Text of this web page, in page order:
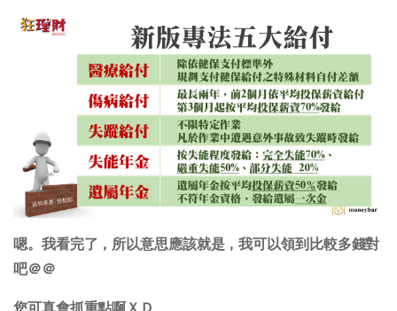
嗯。我看完了，所以意思應該就是，我可以領到比較多錢對
吧＠＠
您可真會抓重點啊ＸＤ